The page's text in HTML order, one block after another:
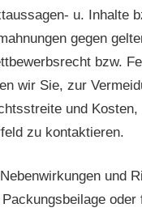
u. Inhalte
gegen
bzw.
wir Sie, zur
und
zu kontaktieren.
und
oder